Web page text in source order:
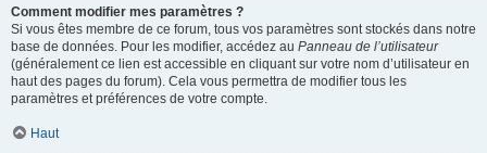
Comment modifier mes paramètres ?
Si vous êtes membre de ce forum, tous vos paramètres sont stockés dans notre
base de données. Pour les modifier, accédez au Panneau de l’utilisateur
(généralement ce lien est accessible en cliquant sur votre nom d’utilisateur en
haut des pages du forum). Cela vous permettra de modifier tous les
paramètres et préférences de votre compte.
Haut